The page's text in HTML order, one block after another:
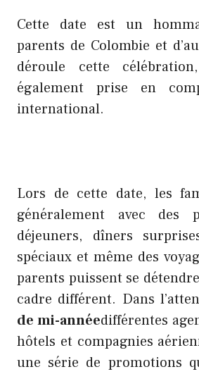
Cette date est un
parents de Colombie et
déroule cette
également prise en
international.
Lors de cette date, les
généralement avec des
déjeuners, dîners
spéciaux et même des
parents puissent se
cadre différent. Dans
de mi-annéedifférentes
hôtels et compagnies
une série de promotions